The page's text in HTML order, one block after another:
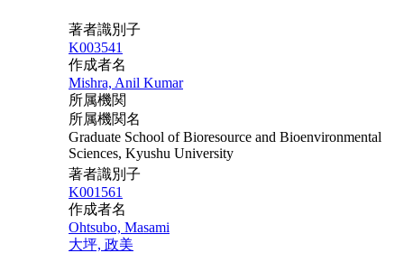
著者識別子
K003541
作成者名
Mishra, Anil Kumar
所属機関
所属機関名
Graduate School of Bioresource and Bioenvironmental
Sciences, Kyushu University
著者識別子
K001561
作成者名
Ohtsubo, Masami
大坪, 政美